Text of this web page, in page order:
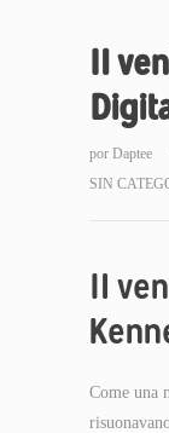
Il
por Daptee
SIN
Il
Come una